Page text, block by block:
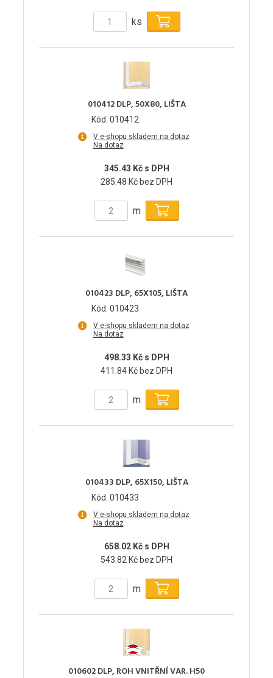
ks
010412 DLP, 50X80, LIŠTA
Kód: 010412
V e-shopu skladem na dotaz
Na dotaz
345.43 Kč s DPH
285.48 Kč bez DPH
m
010423 DLP, 65X105, LIŠTA
Kód: 010423
V e-shopu skladem na dotaz
Na dotaz
498.33 Kč s DPH
411.84 Kč bez DPH
m
010433 DLP, 65X150, LIŠTA
Kód: 010433
V e-shopu skladem na dotaz
Na dotaz
658.02 Kč s DPH
543.82 Kč bez DPH
m
010602 DLP, ROH VNITŘNÍ VAR. H50